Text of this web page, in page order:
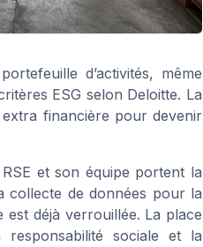
d’activités, même
ESG selon Deloitte. La
financière pour devenir
et son équipe portent la
collecte de données pour la
est déjà verrouillée. La place
sociale et la